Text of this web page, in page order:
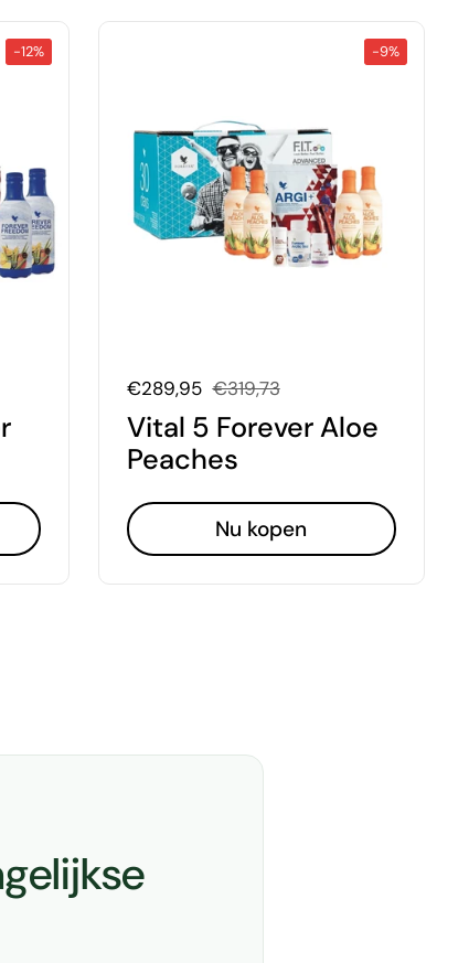
-12%
Uitverkoopprijs:
€289,95 Normale prijs:
€319,73
Vital 5 Forever Aloe
Peaches
Nu kopen
-9%